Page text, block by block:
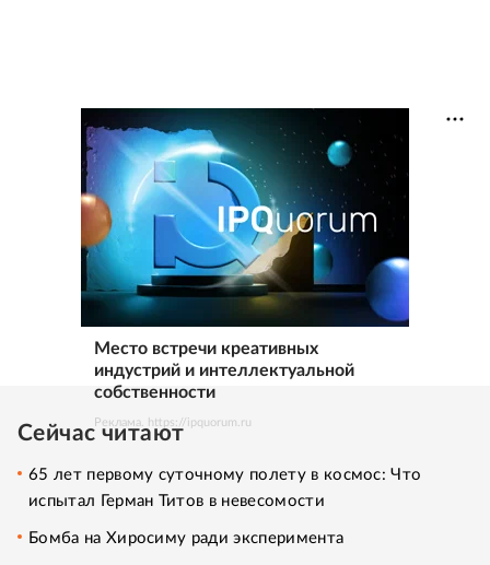
Место встречи креативных
индустрий и интеллектуальной
собственности
Реклама. https://ipquorum.ru
Сейчас читают
65 лет первому суточному полету в космос: Что
испытал Герман Титов в невесомости
Бомба на Хиросиму ради эксперимента